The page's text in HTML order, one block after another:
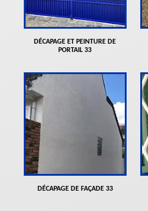
DÉCAPAGE ET PEINTURE DE
PORTAIL 33
DÉCAPAGE DE FAÇADE 33